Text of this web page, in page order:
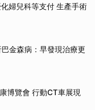
婦兒科等支付 生產手術
金森病：早發現治療更
博覽會 行動CT車展現